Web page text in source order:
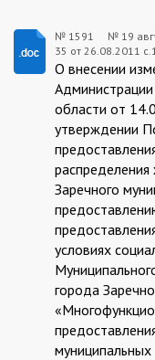
1591:2011-
№ 1591 № 19
35 от 26.08.2011
О внесении
области от
утверждении
Заречного
условиях
города
муниципальных